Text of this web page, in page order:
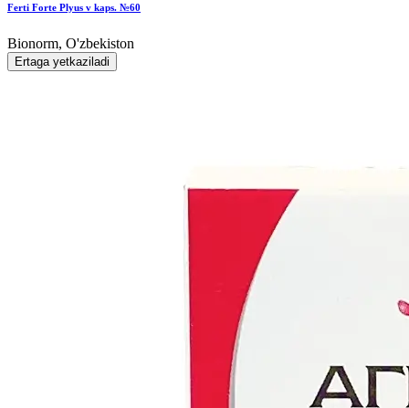
Ferti Forte Plyus v kaps. №60
Bionorm, O'zbekiston
Ertaga yetkaziladi